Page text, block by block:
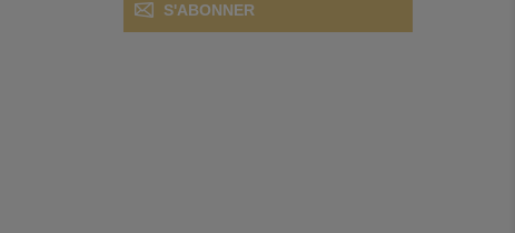
S'ABONNER